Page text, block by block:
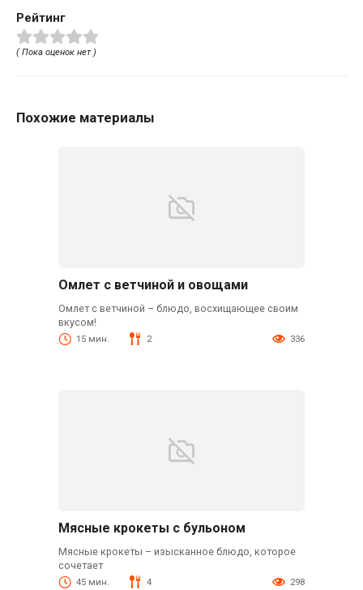
Рейтинг
( Пока оценок нет )
Похожие материалы
Омлет с ветчиной и овощами
Омлет с ветчиной – блюдо, восхищающее своим
вкусом!
15 мин. 2 336
Мясные крокеты с бульоном
Мясные крокеты – изысканное блюдо, которое
сочетает
45 мин. 4 298